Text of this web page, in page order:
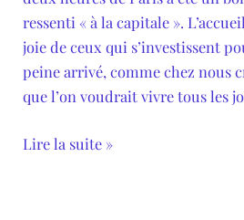
ressenti « à la capitale ».
joie de ceux qui s’investissent
peine arrivé, comme chez nous
que l’on voudrait vivre tous les
Lire la suite »